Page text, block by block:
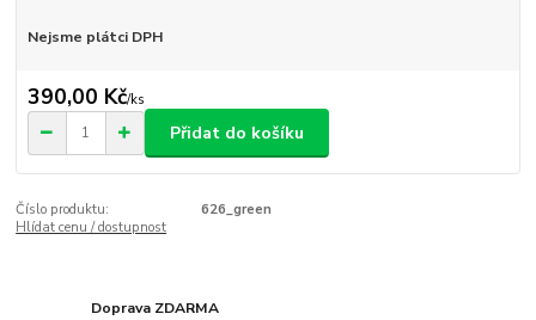
Nejsme plátci DPH
390,00 Kč/ks
Přidat do košíku
Číslo produktu:
626_green
Hlídat cenu / dostupnost
Doprava ZDARMA